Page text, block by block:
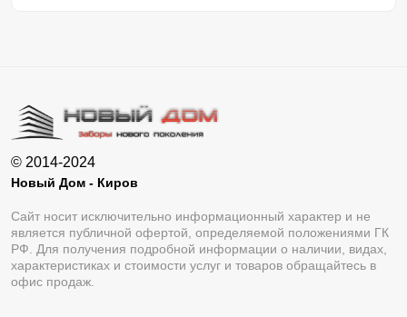
© 2014-2024
Новый Дом - Киров
Сайт носит исключительно информационный характер и не
является публичной офертой, определяемой положениями ГК
РФ. Для получения подробной информации о наличии, видах,
характеристиках и стоимости услуг и товаров обращайтесь в
офис продаж.